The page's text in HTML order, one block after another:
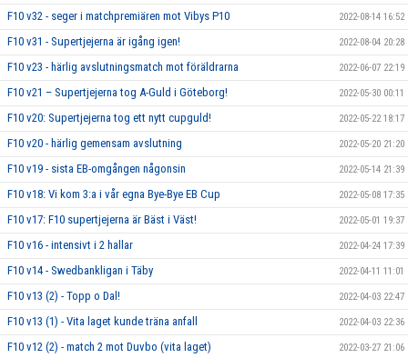
F10 v32 - seger i matchpremiären mot Vibys P10 2022-08-14 16:52
F10 v31 - Supertjejerna är igång igen! 2022-08-04 20:28
F10 v23 - härlig avslutningsmatch mot föräldrarna 2022-06-07 22:19
F10 v21 – Supertjejerna tog A-Guld i Göteborg! 2022-05-30 00:11
F10 v20: Supertjejerna tog ett nytt cupguld! 2022-05-22 18:17
F10 v20 - härlig gemensam avslutning 2022-05-20 21:20
F10 v19 - sista EB-omgången någonsin 2022-05-14 21:39
F10 v18: Vi kom 3:a i vår egna Bye-Bye EB Cup 2022-05-08 17:35
F10 v17: F10 supertjejerna är Bäst i Väst! 2022-05-01 19:37
F10 v16 - intensivt i 2 hallar 2022-04-24 17:39
F10 v14 - Swedbankligan i Täby 2022-04-11 11:01
F10 v13 (2) - Topp o Dal! 2022-04-03 22:47
F10 v13 (1) - Vita laget kunde träna anfall 2022-04-03 22:36
F10 v12 (2) - match 2 mot Duvbo (vita laget) 2022-03-27 21:06